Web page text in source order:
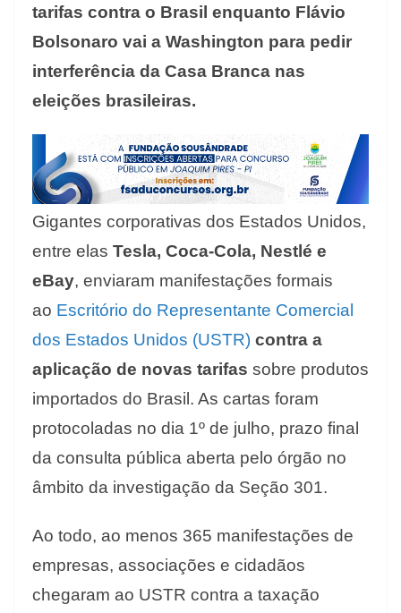
tarifas contra o Brasil enquanto Flávio
Bolsonaro vai a Washington para pedir
interferência da Casa Branca nas
eleições brasileiras.
Gigantes corporativas dos Estados Unidos,
entre elas Tesla, Coca-Cola, Nestlé e
eBay, enviaram manifestações formais
ao Escritório do Representante Comercial
dos Estados Unidos (USTR) contra a
aplicação de novas tarifas sobre produtos
importados do Brasil. As cartas foram
protocoladas no dia 1º de julho, prazo final
da consulta pública aberta pelo órgão no
âmbito da investigação da Seção 301.
Ao todo, ao menos 365 manifestações de
empresas, associações e cidadãos
chegaram ao USTR contra a taxação